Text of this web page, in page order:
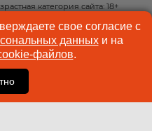
категория сайта: 18+
РЕКЛАМА
свое согласие с
данныхи на
файлов.